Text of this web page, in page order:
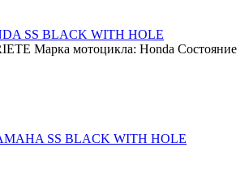
SS BLACK WITH HOLE
Марка мотоцикла: Honda Состояние